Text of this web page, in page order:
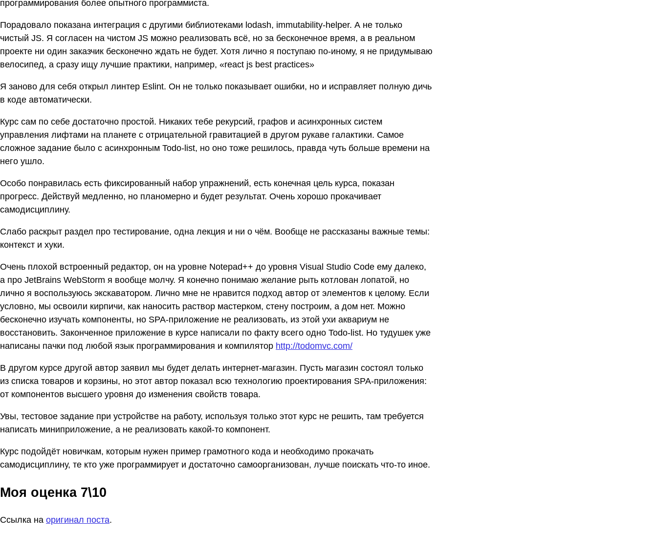
программирования более опытного программиста.
Порадовало показана интеграция с другими библиотеками lodash, immutability-helper. А не только
чистый JS. Я согласен на чистом JS можно реализовать всё, но за бесконечное время, а в реальном
проекте ни один заказчик бесконечно ждать не будет. Хотя лично я поступаю по-иному, я не придумываю
велосипед, а сразу ищу лучшие практики, например, «react js best practices»
Я заново для себя открыл линтер Eslint. Он не только показывает ошибки, но и исправляет полную дичь
в коде автоматически.
Курс сам по себе достаточно простой. Никаких тебе рекурсий, графов и асинхронных систем
управления лифтами на планете с отрицательной гравитацией в другом рукаве галактики. Самое
сложное задание было с асинхронным Todo-list, но оно тоже решилось, правда чуть больше времени на
него ушло.
Особо понравилась есть фиксированный набор упражнений, есть конечная цель курса, показан
прогресс. Действуй медленно, но планомерно и будет результат. Очень хорошо прокачивает
самодисциплину.
Слабо раскрыт раздел про тестирование, одна лекция и ни о чём. Вообще не рассказаны важные темы:
контекст и хуки.
Очень плохой встроенный редактор, он на уровне Notepad++ до уровня Visual Studio Code ему далеко,
а про JetBrains WebStorm я вообще молчу. Я конечно понимаю желание рыть котлован лопатой, но
лично я воспользуюсь экскаватором. Лично мне не нравится подход автор от элементов к целому. Если
условно, мы освоили кирпичи, как наносить раствор мастерком, стену построим, а дом нет. Можно
бесконечно изучать компоненты, но SPA-приложение не реализовать, из этой ухи аквариум не
восстановить. Законченное приложение в курсе написали по факту всего одно Todo-list. Но тудушек уже
написаны пачки под любой язык программирования и компилятор http://todomvc.com/
В другом курсе другой автор заявил мы будет делать интернет-магазин. Пусть магазин состоял только
из списка товаров и корзины, но этот автор показал всю технологию проектирования SPA-приложения:
от компонентов высшего уровня до изменения свойств товара.
Увы, тестовое задание при устройстве на работу, используя только этот курс не решить, там требуется
написать миниприложение, а не реализовать какой-то компонент.
Курс подойдёт новичкам, которым нужен пример грамотного кода и необходимо прокачать
самодисциплину, те кто уже программирует и достаточно самоорганизован, лучше поискать что-то иное.
Моя оценка 7\10
Ссылка на оригинал поста.